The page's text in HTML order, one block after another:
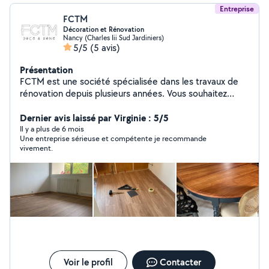
Entreprise
FCTM
Décoration et Rénovation
Nancy (Charles Iii Sud Jardiniers)
5/5 (5 avis)
Présentation
FCTM est une société spécialisée dans les travaux de
rénovation depuis plusieurs années. Vous souhaitez
une extension clé en main, nous vous accompagnons de
la conception à la livraison. Nous pouvons même
effectuer la maîtrise d'oeuvre dans vos projets les plus
osés. Nous répondons à nombreuses demandes : -
rénovation complète de maison ou appartement -
rénovation complète de salle de bain - création
d'extension ou de dépendance - redistribution des
espaces - décoration - création des pièces techniques
(ex. buanderie) - création de terrasse bois -
(adduction et évacuation) - réparations des dégâts
N'hésitez pas à nous confier vos projets.
Dernier avis laissé par Virginie : 5/5
Il y a plus de 6 mois
Une entreprise sérieuse et compétente je recommande
vivement.
Voir le profil Contacter